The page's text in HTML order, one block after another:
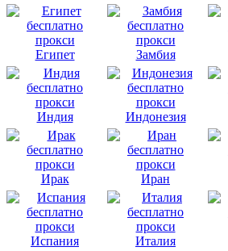
Египет Замбия
Индия Индонезия
Ирак Иран
Испания Италия